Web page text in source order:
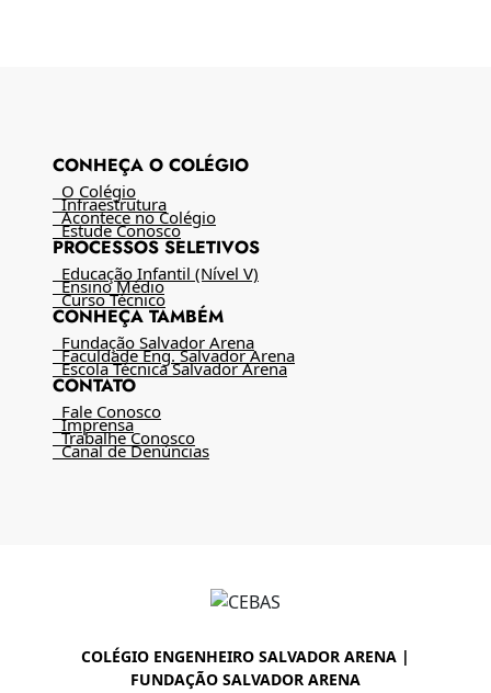
CONHEÇA O COLÉGIO
O Colégio
Infraestrutura
Acontece no Colégio
Estude Conosco
PROCESSOS SELETIVOS
Educação Infantil (Nível V)
Ensino Médio
Curso Técnico
CONHEÇA TAMBÉM
Fundação Salvador Arena
Faculdade Eng. Salvador Arena
Escola Técnica Salvador Arena
CONTATO
Fale Conosco
Imprensa
Trabalhe Conosco
Canal de Denúncias
COLÉGIO ENGENHEIRO SALVADOR ARENA |
FUNDAÇÃO SALVADOR ARENA